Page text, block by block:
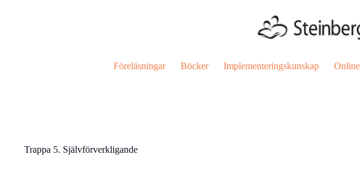
Föreläsningar Böcker Implementeringskunskap
Trappa 5. Självförverkligande